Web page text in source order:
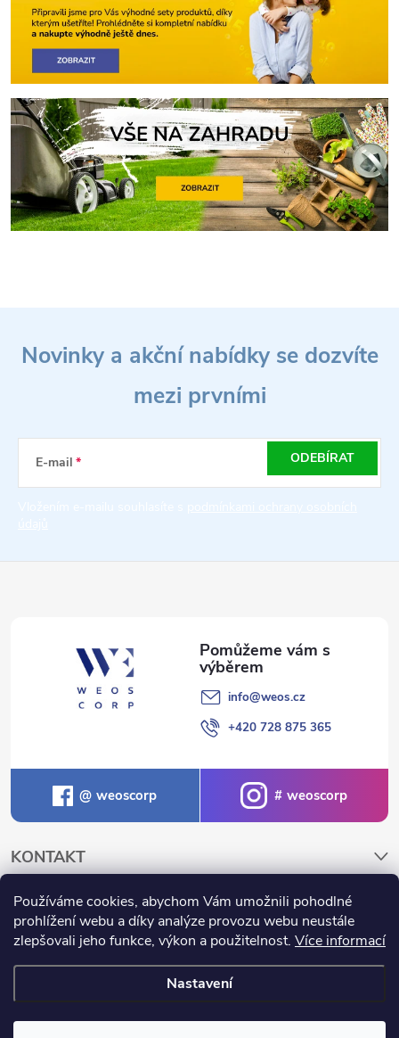
Používáme cookies, abychom Vám umožnili pohodlné
prohlížení webu a díky analýze provozu webu neustále
zlepšovali jeho funkce, výkon a použitelnost. Více informací
Nastavení
í
Novinky a akční nabídky se dozvíte
mezi prvními
E-mail ODEBÍRAT
info@weos.cz
+420 728 875 365
weoscorp weoscorp
KONTAKT
NAKUPOVÁNÍ A INFORMACE